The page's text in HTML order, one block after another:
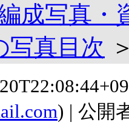
成写真・
写真目次
)
公開